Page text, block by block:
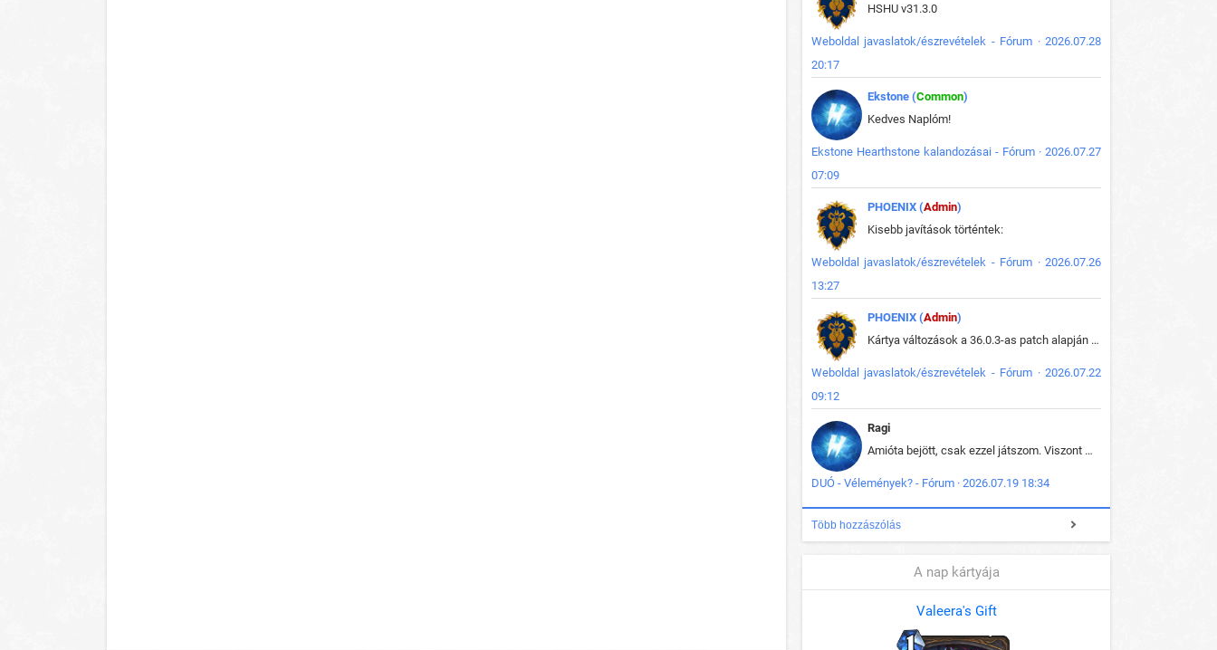
HSHU v31.3.0
Weboldal javaslatok/észrevételek - Fórum · 2026.07.28
20:17
Ekstone (Common)
Kedves Naplóm!
Ekstone Hearthstone kalandozásai - Fórum · 2026.07.27
07:09
PHOENIX (Admin)
Kisebb javítások történtek:
Weboldal javaslatok/észrevételek - Fórum · 2026.07.26
13:27
PHOENIX (Admin)
Kártya változások a 36.0.3-as patch alapján frissítve az adatbázisban (képek is cserélve).
Weboldal javaslatok/észrevételek - Fórum · 2026.07.22
09:12
Ragi
Amióta bejött, csak ezzel játszom. Viszont mint minden más - akár az alapjáték is, ez is baromira összetett lett. Néha már pár kör után is esélytelen az egész. Vagy irreállisan túltápol valaki, vagy lelép a partner, vagy csak hülye mint a segg. És amikor eljönne az én időm, na akkor jön el mindenki másé is. Engem jobban érdekelne, hogy ki milyen ratingen szokott játszani. Na ez lenne egy érdekes adat.
DUÓ - Vélemények? - Fórum · 2026.07.19 18:34
Több hozzászólás
A nap kártyája
Valeera's Gift